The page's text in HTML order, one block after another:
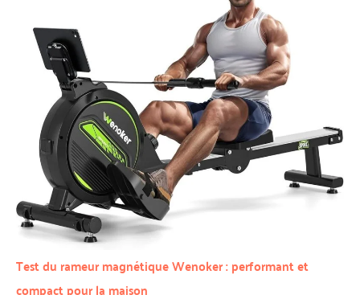
Test du rameur magnétique Wenoker : performant et
compact pour la maison